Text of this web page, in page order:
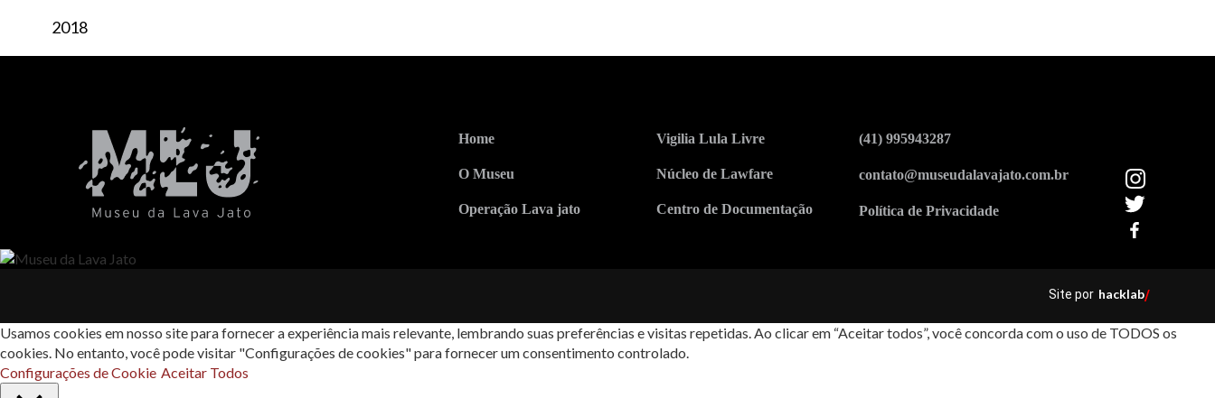
2018
Home
O Museu
Operação Lava jato
Vigilia Lula Livre
Núcleo de Lawfare
Centro de Documentação
(41) 995943287
contato@museudalavajato.com.br
Política de Privacidade
Site por hacklab/
Usamos cookies em nosso site para fornecer a experiência mais relevante, lembrando suas preferências e visitas repetidas. Ao clicar em “Aceitar todos”, você concorda com o uso de TODOS os
cookies. No entanto, você pode visitar "Configurações de cookies" para fornecer um consentimento controlado.
Configurações de Cookie Aceitar Todos